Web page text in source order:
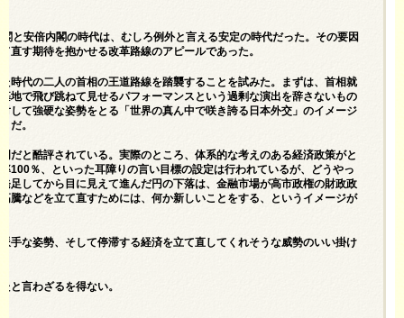
と安倍内閣の時代は、むしろ例外と言える安定の時代だった。その要因
直す期待を抱かせる改革路線のアピールであった。
時代の二人の首相の王道路線を踏襲することを試みた。まずは、首相就
地で飛び跳ねて見せるパフォーマンスという過剰な演出を辞さないもの
して強硬な姿勢をとる「世界の真ん中で咲き誇る日本外交」のイメージ
だ。
だと酷評されている。実際のところ、体系的な考えのある経済政策がと
100％、といった耳障りの言い目標の設定は行われているが、どうやっ
足してから目に見えて進んだ円の下落は、金融市場が高市政権の財政政
騰などを立て直すためには、何か新しいことをする、というイメージが
手な姿勢、そして停滞する経済を立て直してくれそうな威勢のいい掛け
と言わざるを得ない。